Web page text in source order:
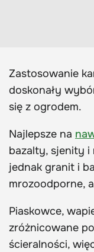
Zastosowanie
doskonały
się z ogrodem.
Najlepsze na
bazalty, sjenity i
jednak granit i
mrozoodporne,
Piaskowce,
zróżnicowane
ścieralności,